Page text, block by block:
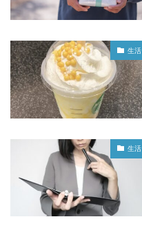
生活
生活